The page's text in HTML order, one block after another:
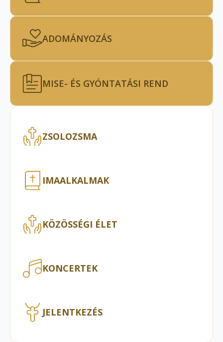
ADOMÁNYOZÁS
MISE- ÉS GYÓNTATÁSI REND
ZSOLOZSMA
IMAALKALMAK
KÖZÖSSÉGI ÉLET
KONCERTEK
JELENTKEZÉS